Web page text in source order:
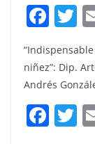
F
c
e
b
o
T
w
niñez”: Dip.
Andrés
F T